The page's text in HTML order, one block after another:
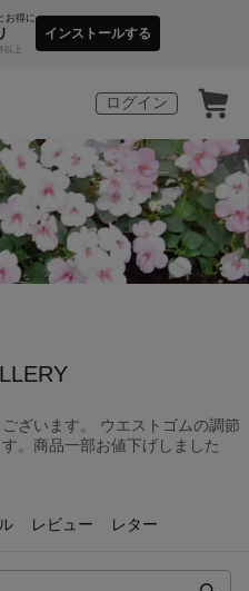
お得に
以上
インストールする
ログイン
ざいます。 ウエストゴムの調節
。商品一部お値下げしました
レビュー レター